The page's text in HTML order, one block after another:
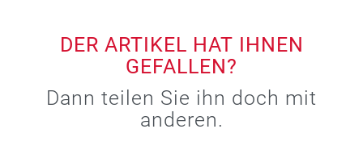
DER ARTIKEL HAT IHNEN
GEFALLEN?
Dann teilen Sie ihn doch mit
anderen.